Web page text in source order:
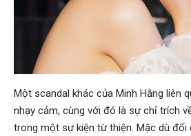
Một scandal khác của Minh Hằng liên
nhạy cảm, cùng với đó là sự chỉ trích
trong một sự kiện từ thiện. Mặc dù đối